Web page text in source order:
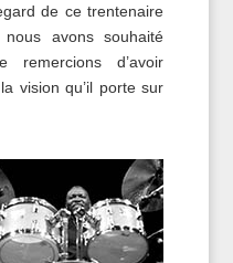
de ce trentenaire
avons souhaité
d’avoir
vision qu’il porte sur